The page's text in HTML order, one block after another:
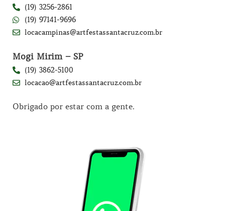
(19) 3256-2861
(19) 97141-9696
locacampinas@artfestassantacruz.com.br
Mogi Mirim – SP
(19) 3862-5100
locacao@artfestassantacruz.com.br
Obrigado por estar com a gente.